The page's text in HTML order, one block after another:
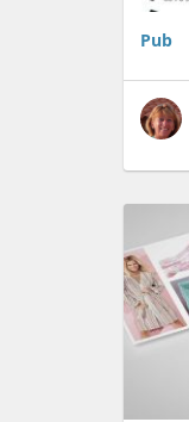
Pub